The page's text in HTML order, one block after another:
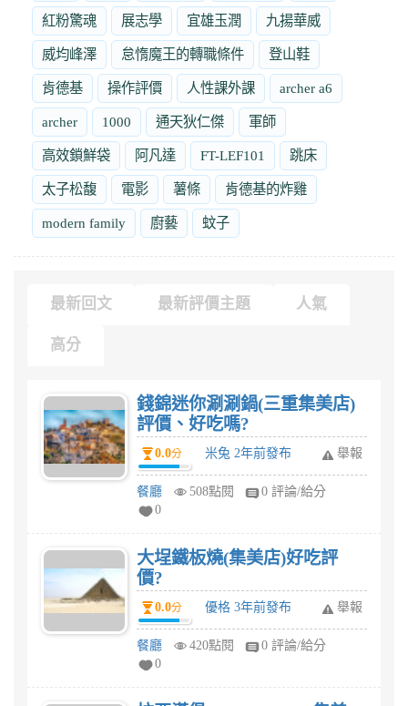
紅粉驚魂 展志學 宜雄玉潤 九揚華威
威均峰澤 怠惰魔王的轉職條件 登山鞋
肯德基 操作評價 人性課外課 archer a6
archer 1000 通天狄仁傑 軍師
高效鎖鮮袋 阿凡達 FT-LEF101 跳床
太子松馥 電影 薯條 肯德基的炸雞
modern family 廚藝 蚊子
最新回文 最新評價主題 人氣
高分
錢錦迷你涮涮鍋(三重集美店)
評價、好吃嗎?
0.0分 米兔 2年前發布 舉報
餐廳 508點閱
0 評論/給分
0
大埕鐵板燒(集美店)好吃評
價?
0.0分 優格 3年前發布 舉報
餐廳 420點閱
0 評論/給分
0